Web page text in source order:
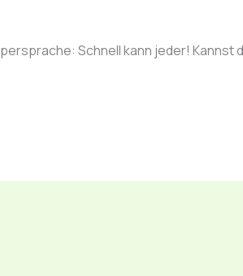
Schnell kann jeder! Kannst